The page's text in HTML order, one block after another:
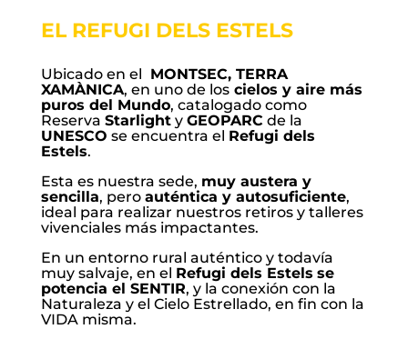
EL REFUGI DELS ESTELS
Ubicado en el MONTSEC, TERRA
XAMÀNICA, en uno de loscielos y aire más
puros del Mundo, catalogado como
Reserva Starlighty GEOPARC de la
UNESCO se encuentra el Refugi dels
Estels.
Esta es nuestra sede, muy austera y
sencilla, pero auténtica y autosuficiente,
ideal para realizar nuestros retiros y talleres
vivenciales más impactantes.
En un entorno rural auténtico y todavía
muy salvaje, en el Refugi dels Estels se
potencia el SENTIR, y la conexión con la
Naturaleza y el Cielo Estrellado, en fin con la
VIDA misma.